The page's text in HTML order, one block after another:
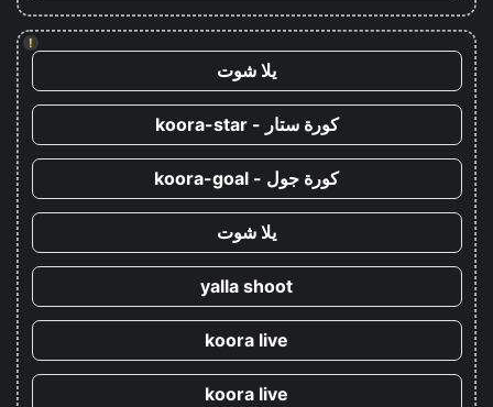
!
يلا شوت
كورة ستار - koora-star
كورة جول - koora-goal
يلا شوت
yalla shoot
koora live
koora live